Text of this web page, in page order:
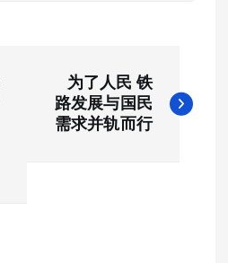
为了人民 铁
路发展与国民
需求并轨而行